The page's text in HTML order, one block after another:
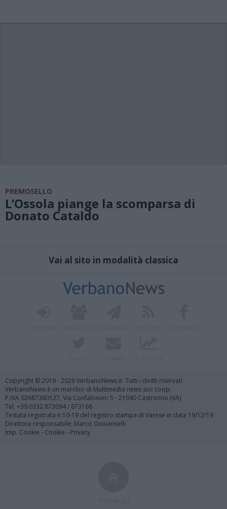
PREMOSELLO
L’Ossola piange la scomparsa di
Donato Cataldo
Vai al sito in modalità classica
Copyright © 2019 - 2026 VerbanoNews.it. Tutti i diritti riservati
VerbanoNews è un marchio di Multimedia news soc coop.
P.IVA 02687380127, Via Confalonieri 5 - 21040 Castronno (VA)
Tel. +39.0332.873094 / 873168
Testata registrata n.10-19 del registro stampa di Varese in data 19/12/19
Direttore responsabile: Marco Giovannelli
Imp. Cookie - Cookie - Privacy